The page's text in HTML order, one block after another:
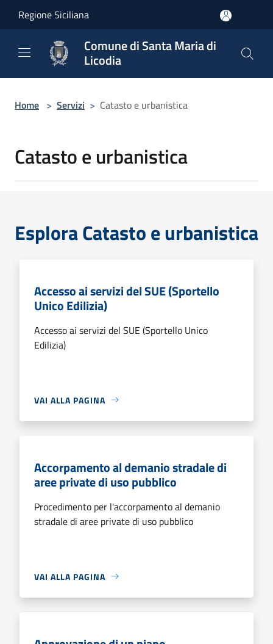
Regione Siciliana
Comune di Santa Maria di
Licodia
Home > Servizi > Catasto e urbanistica
Catasto e urbanistica
Esplora Catasto e urbanistica
Accesso ai servizi del SUE (Sportello
Unico Edilizia)
Accesso ai servizi del SUE (Sportello Unico
Edilizia)
VAI ALLA PAGINA
Accorpamento al demanio stradale di
aree private di uso pubblico
Procedimento per l'accorpamento al demanio
stradale di aree private di uso pubblico
VAI ALLA PAGINA